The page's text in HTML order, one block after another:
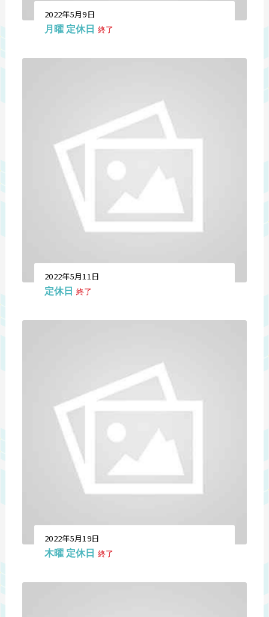
2022年5月9日
月曜 定休日 終了
2022年5月11日
定休日 終了
2022年5月19日
木曜 定休日 終了